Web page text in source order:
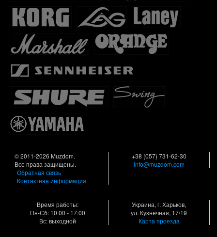
© 2011-2026 Muzdom.
Все права защищены.
Обратная связь
Контактная информация
+38 (057) 731-62-30
info@muzdom.com
Время работы:
Пн-Сб: 10:00 - 17:00
Вс: выходной
Украина, г. Харьков,
ул. Кузнечная, 17/19
Карта проезда